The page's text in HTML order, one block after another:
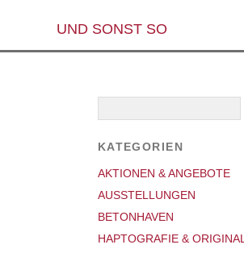
UND SONST SO
KATEGORIEN
AKTIONEN & ANGEBOTE
AUSSTELLUNGEN
BETONHAVEN
HAPTOGRAFIE & ORIGINAL